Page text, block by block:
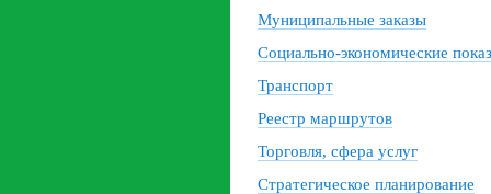
Муниципальные заказы
Социально-экономические
Транспорт
Реестр маршрутов
Торговля, сфера услуг
Стратегическое планирование